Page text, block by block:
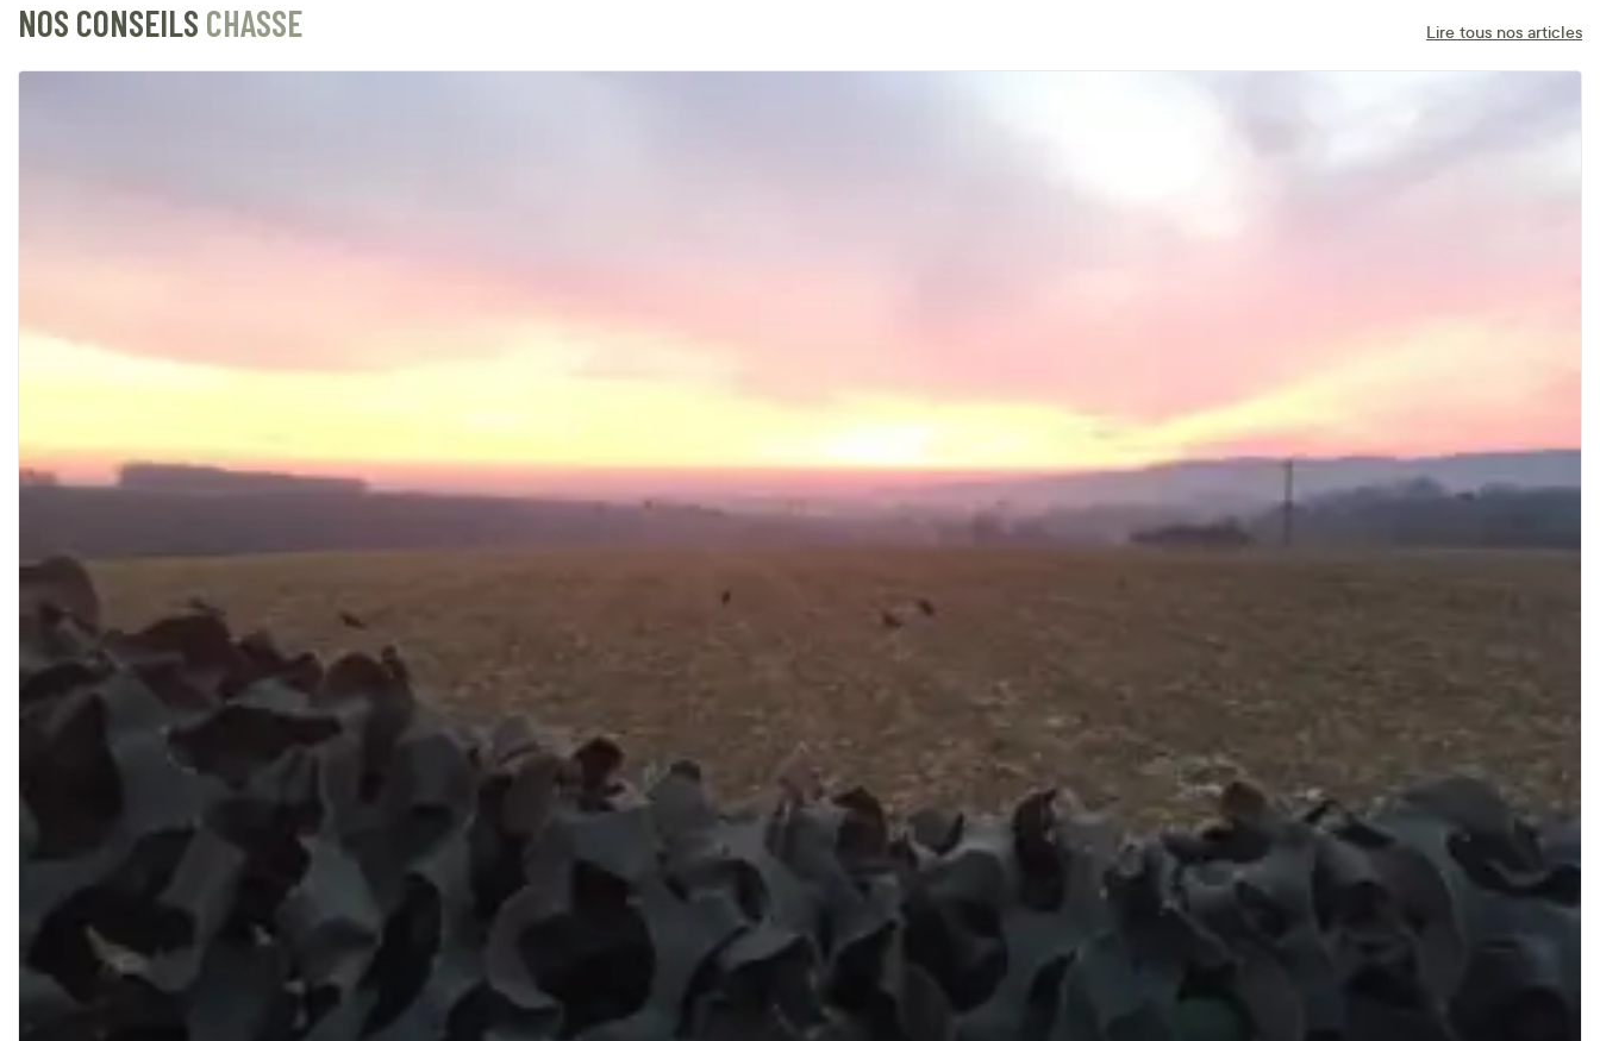
NOS CONSEILS CHASSE Lire tous nos articles